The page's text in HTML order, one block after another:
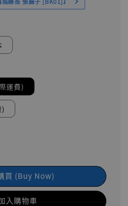
運費)
買 (Buy Now)
入購物車